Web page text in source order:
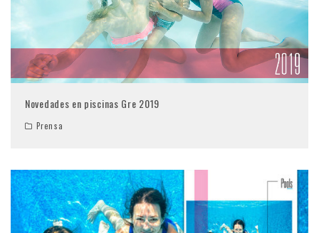
Novedades en piscinas Gre 2019
Prensa